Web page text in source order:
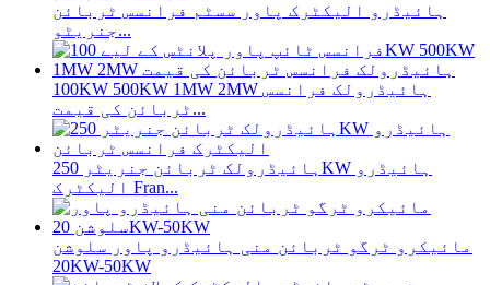
ہائیڈرو الیکٹرک پاور سسٹم فرانسس ٹربائن
جنریٹو...
100KW 500KW 1MW 2MW ہائیڈرولک فرانسس
ٹربائن کی قیمت...
ہائیڈرولک ٹربائن جنریٹر 250KW ہائیڈرو
الیکٹرک Fran...
مائیکرو ٹرگو ٹربائن منی ہائیڈرو پاور سلوشن
20KW-50KW